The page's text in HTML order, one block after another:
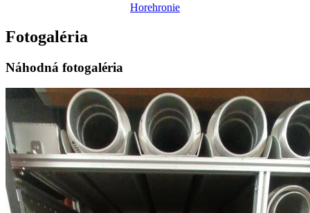
Horehronie
Fotogaléria
Náhodná fotogaléria